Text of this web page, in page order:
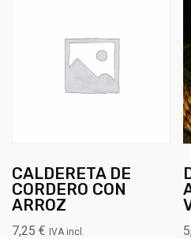
CALDERETA DE
CORDERO CON
ARROZ
7,25 € IVA incl.